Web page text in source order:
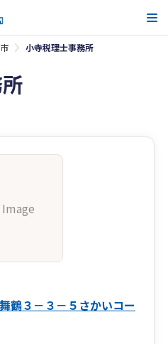
小寺税理士事務所
鶴３－３－５さかいコー